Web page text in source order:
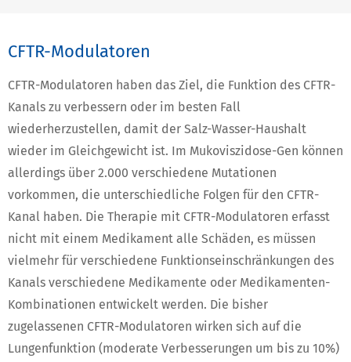
CFTR-Modulatoren
CFTR-Modulatoren haben das Ziel, die Funktion des CFTR-
Kanals zu verbessern oder im besten Fall
wiederherzustellen, damit der Salz-Wasser-Haushalt
wieder im Gleichgewicht ist. Im Mukoviszidose-Gen können
allerdings über 2.000 verschiedene Mutationen
vorkommen, die unterschiedliche Folgen für den CFTR-
Kanal haben. Die Therapie mit CFTR-Modulatoren erfasst
nicht mit einem Medikament alle Schäden, es müssen
vielmehr für verschiedene Funktionseinschränkungen des
Kanals verschiedene Medikamente oder Medikamenten-
Kombinationen entwickelt werden. Die bisher
zugelassenen CFTR-Modulatoren wirken sich auf die
Lungenfunktion (moderate Verbesserungen um bis zu 10%)